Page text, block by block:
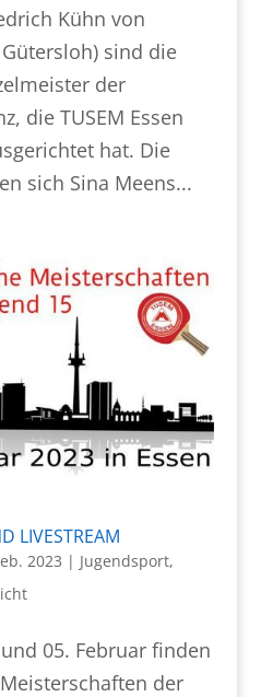
Kühn von
sind die
der
die TUSEM Essen
hat. Die
sich Sina Meens...
LIVESTREAM
2023 | Jugendsport,
05. Februar finden
der